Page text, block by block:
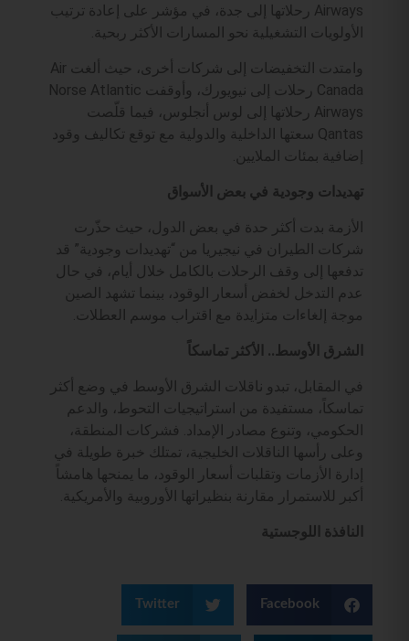
Airways رحلاتها إلى جدة، في مؤشر على إعادة ترتيب
الأولويات التشغيلية نحو المسارات الأكثر ربحية.
وامتدت التخفيضات إلى شركات أخرى، حيث ألغت Air
Canada رحلات إلى نيويورك، وأوقفت Norse Atlantic
Airways رحلاتها إلى لوس أنجلوس، فيما قلّصت
Qantas سعتها الداخلية والدولية مع توقع تكاليف وقود
إضافية بمئات الملايين.
تهديدات وجودية في بعض الأسواق
الأزمة بدت أكثر حدة في بعض الدول، حيث حذّرت
شركات الطيران في نيجيريا من “تهديدات وجودية” قد
تدفعها إلى وقف الرحلات بالكامل خلال أيام، في حال
عدم التدخل لخفض أسعار الوقود، بينما تشهد الصين
موجة إلغاءات متزايدة مع اقتراب موسم العطلات.
الشرق الأوسط.. الأكثر تماسكاً
في المقابل، تبدو ناقلات الشرق الأوسط في وضع أكثر
تماسكاً، مستفيدة من استراتيجيات التحوط، والدعم
الحكومي، وتنوع مصادر الإمداد. فشركات المنطقة،
وعلى رأسها الناقلات الخليجية، تمتلك خبرة طويلة في
إدارة الأزمات وتقلبات أسعار الوقود، ما يمنحها هامشاً
أكبر للاستمرار مقارنة بنظيراتها الأوروبية والأمريكية.
النافذة اللوجستية
Facebook
Twitter